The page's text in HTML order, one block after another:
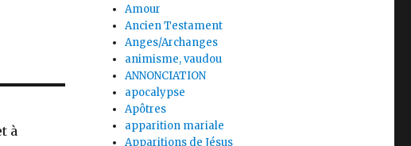
à
Amour
Ancien Testament
Anges/Archanges
animisme, vaudou
ANNONCIATION
apocalypse
Apôtres
apparition mariale
Apparitions de Jésus